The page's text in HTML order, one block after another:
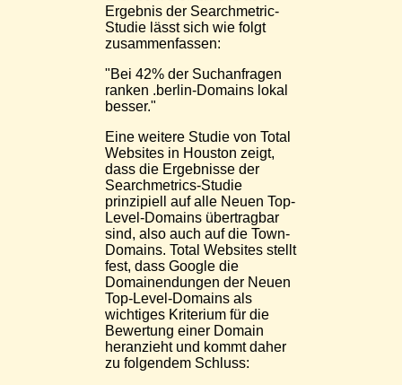
Ergebnis der Searchmetric-
Studie lässt sich wie folgt
zusammenfassen:
"Bei 42% der Suchanfragen
ranken .berlin-Domains lokal
besser."
Eine weitere Studie von Total
Websites in Houston zeigt,
dass die Ergebnisse der
Searchmetrics-Studie
prinzipiell auf alle Neuen Top-
Level-Domains übertragbar
sind, also auch auf die Town-
Domains. Total Websites stellt
fest, dass Google die
Domainendungen der Neuen
Top-Level-Domains als
wichtiges Kriterium für die
Bewertung einer Domain
heranzieht und kommt daher
zu folgendem Schluss: